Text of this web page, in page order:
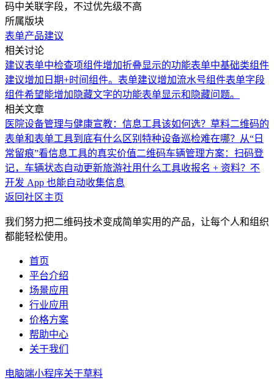
码中关联字段，不过优先级不高
所属版块
表单产品建议
相关讨论
建议表单中检查项组件增加折叠显示的功能表单中基础类组件
建议增加日期+时间组件。 表单建议增加流水号组件表单字段
组件希望能增加隐藏文字的功能表单显示和隐藏问题。
相关文章
医院设备管理与健康宣教：信息工具该如何选？ 草料二维码的
表单和表单工具到底有什么区别 特种设备巡检难在哪？从“日
常留痕”看信息工具的真实价值二维码车辆管理方案：扫码登
记，车辆状态自动更新旅游社用什么工具收报名 + 资料？不
开发 App 也能自动收集信息
返回社区主页
我们努力把二维码技术变成简单实用的产品，让每个人和组织
都能轻松使用。
首页
平台介绍
场景应用
行业应用
价格方案
帮助中心
关于我们
电脑端小程序关于草料